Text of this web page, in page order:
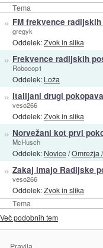
Tema
Tema
» FM frekvence
gregyk
Oddelek:Zvok in slika
» Frekvence radijskih
Robocop1
Oddelek: Loža
» Italijani drugi
veso266
Oddelek:Zvok in slika
» Norvežani kot prvi
McHusch
Oddelek: Novice/Omrežja
» Zakaj imajo Radijske
veso266
Oddelek:Zvok in slika
Več podobnih tem
Pravila